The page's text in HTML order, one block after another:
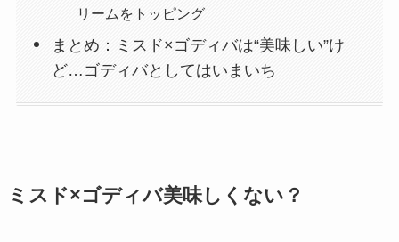
リームをトッピング
まとめ：ミスド×ゴディバは“美味しい”け
ど…ゴディバとしてはいまいち
ミスド×ゴディバ美味しくない？